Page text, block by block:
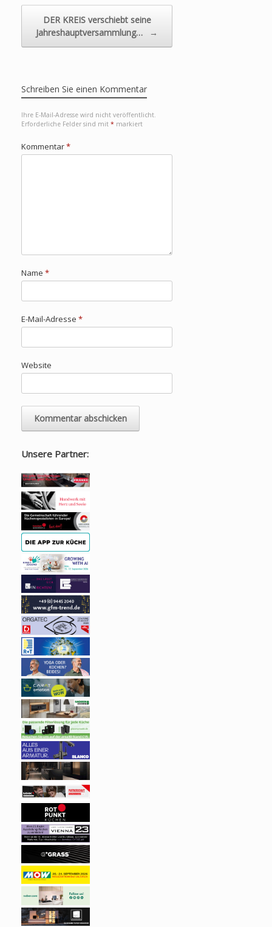
DER KREIS verschiebt seine
Jahreshauptversammlung…
→
Schreiben Sie einen Kommentar
Ihre E-Mail-Adresse wird nicht veröffentlicht.
Erforderliche Felder sind mit * markiert
Kommentar*
Name *
E-Mail-Adresse *
Website
Unsere Partner: